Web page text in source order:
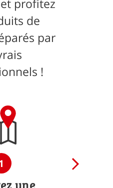
profitez
de
par
!